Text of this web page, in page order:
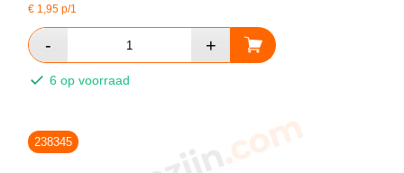
€ 1,95 p/1
6 op voorraad
238345